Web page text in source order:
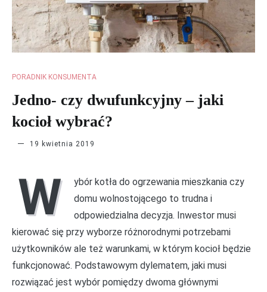
PORADNIK KONSUMENTA
Jedno- czy dwufunkcyjny – jaki
kocioł wybrać?
Ciepło19 kwietnia 2019
W
ybór kotła do ogrzewania mieszkania czy
domu wolnostojącego to trudna i
odpowiedzialna decyzja. Inwestor musi
kierować się przy wyborze różnorodnymi potrzebami
użytkowników ale też warunkami, w którym kocioł będzie
funkcjonować. Podstawowym dylematem, jaki musi
rozwiązać jest wybór pomiędzy dwoma głównymi